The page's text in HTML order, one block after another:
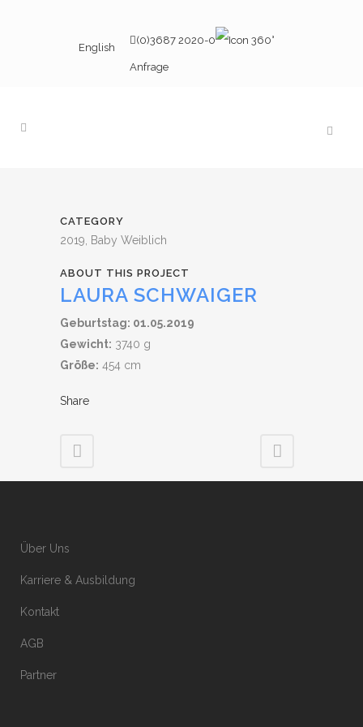
English
(0)3687 2020-0
Anfrage
CATEGORY
2019, Baby Weiblich
ABOUT THIS PROJECT
LAURA SCHWAIGER
Geburtstag: 01.05.2019
Gewicht: 3740 g
Größe: 454 cm
Share
Über Uns
Karriere & Ausbildung
Kontakt
AGB
Partner